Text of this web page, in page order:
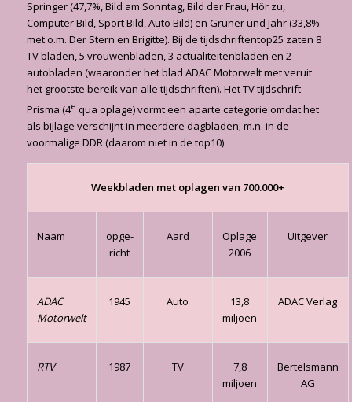
Springer (47,7%, Bild am Sonntag, Bild der Frau, Hör zu,
Computer Bild, Sport Bild, Auto Bild) en Grüner und Jahr (33,8%
met o.m. Der Stern en Brigitte). Bij de tijdschriftentop25 zaten 8
TV bladen, 5 vrouwenbladen, 3 actualiteitenbladen en 2
autobla­den (waaronder het blad ADAC Motorwelt met veruit
het grootste bereik van alle tijdschrif­ten). Het TV tijdschrift
Prisma (4e qua oplage) vormt een aparte categorie omdat het
als bijlage verschijnt in meerdere dagbladen; m.n. in de
voormalige DDR (daarom niet in de top10).
Weekbladen met oplagen van 700.000+
Naam
opge­
richt
Aard
Oplage
2006
Uitgever
ADAC
Motorwelt
1945 Auto
13,8
miljoen
ADAC Verlag
RTV 1987 TV
7,8
miljoen
Bertelsmann
AG